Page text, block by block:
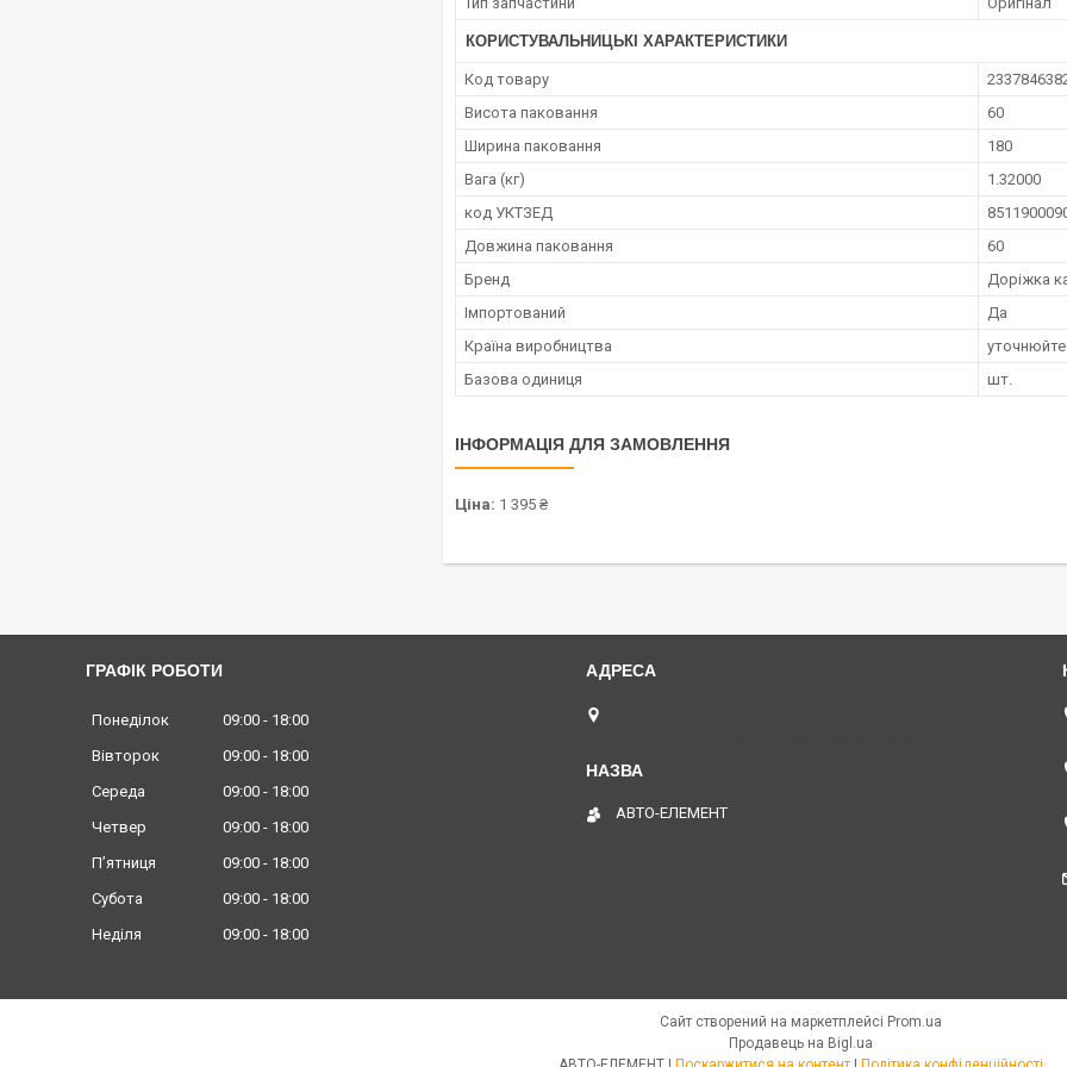
КОРИСТУВАЛЬНИЦЬКІ ХАРАКТЕРИСТИКИ
Код товару
Висота паковання
60
Ширина паковання
180
Вага (кг)
1.32000
код УКТЗЕД
Довжина паковання
60
Бренд
Доріжка
Імпортований
Да
Країна виробництва
уточнюйте
Базова одиниця
шт.
ІНФОРМАЦІЯ ДЛЯ ЗАМОВЛЕННЯ
Ціна: 1 395 ₴
ГРАФІК РОБОТИ
Понеділок 09:00
18:00
Вівторок
09:00
18:00
Середа
09:00
18:00
Четвер
09:00
18:00
Пʼятниця
09:00
18:00
Субота
09:00
18:00
Неділя
09:00 18:00
АВТО-ЕЛЕМЕНТ
Сайт створений на маркетплейсі Prom.ua
Продавець на Bigl.ua